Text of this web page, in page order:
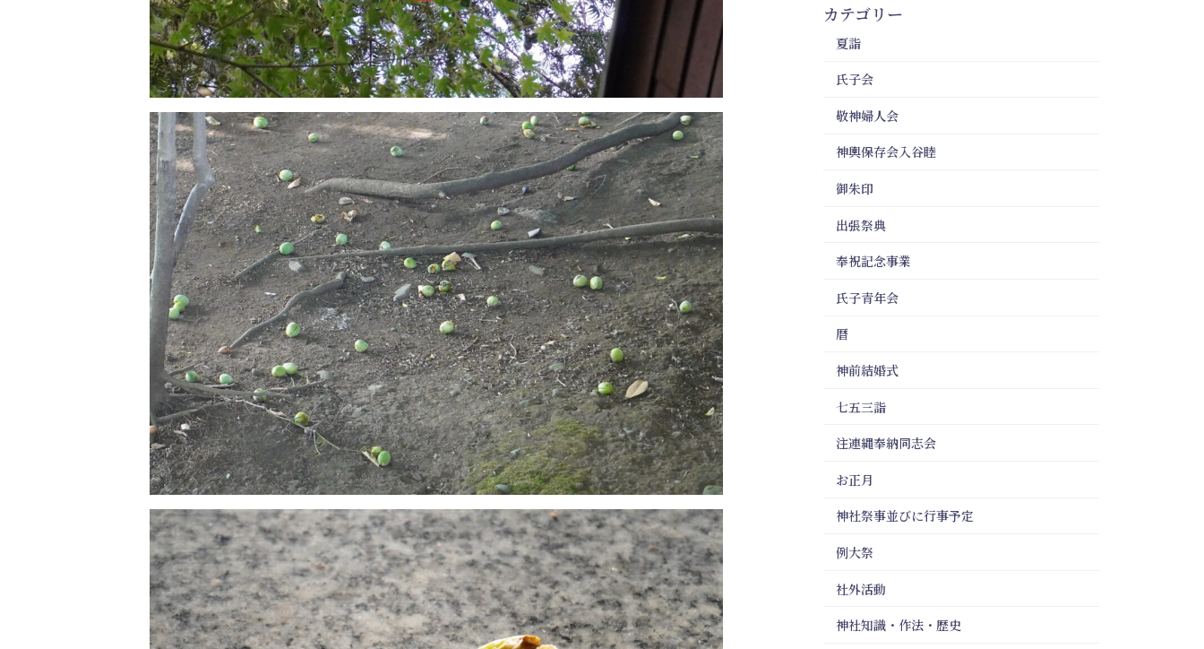
カテゴリー
夏詣
氏子会
敬神婦人会
神輿保存会入谷睦
御朱印
出張祭典
奉祝記念事業
氏子青年会
暦
神前結婚式
七五三詣
注連縄奉納同志会
お正月
神社祭事並びに行事予定
例大祭
社外活動
神社知識・作法・歴史